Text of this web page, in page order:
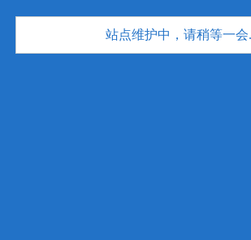
站点维护中，请稍等一会